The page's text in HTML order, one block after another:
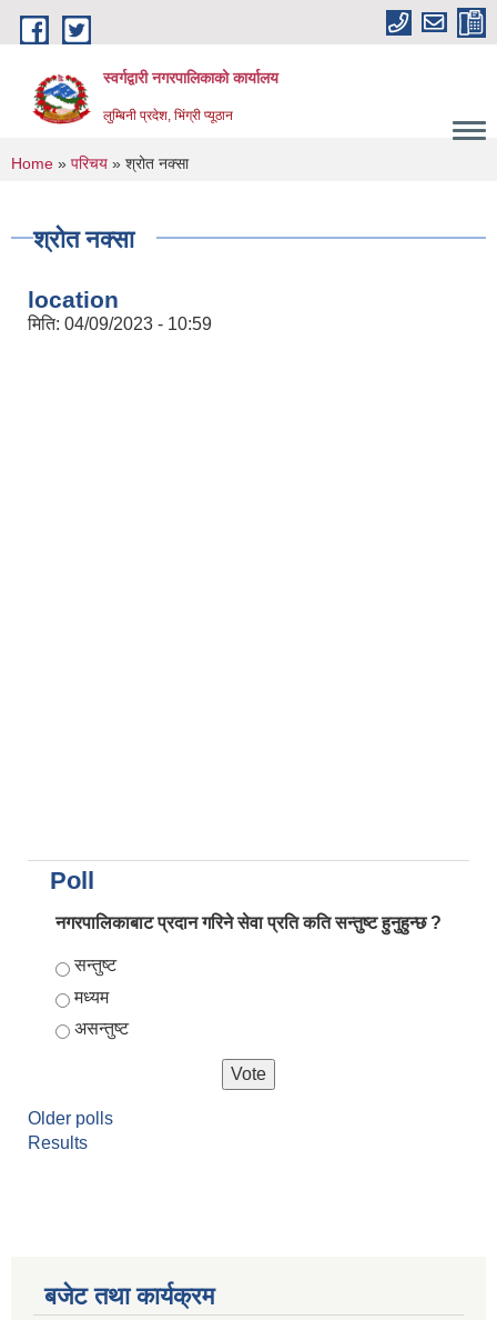
Skip to main content
स्वर्गद्वारी नगरपालिकाको कार्यालय
लुम्बिनी प्रदेश, भिंग्री प्यूठान
You are here
Home » परिचय » श्रोत नक्सा
श्रोत नक्सा
location
मिति: 04/09/2023 - 10:59
Poll
नगरपालिकाबाट प्रदान गरिने सेवा प्रति कति सन्तुष्ट हुनुहुन्छ ?
Choices
सन्तुष्ट
मध्यम
असन्तुष्ट
Older polls
Results
बजेट तथा कार्यक्रम